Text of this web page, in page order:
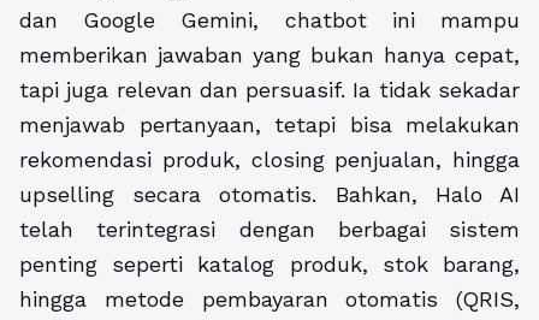
dan Google Gemini, chatbot ini mampu
memberikan jawaban yang bukan hanya cepat,
tapi juga relevan dan persuasif. Ia tidak sekadar
menjawab pertanyaan, tetapi bisa melakukan
rekomendasi produk, closing penjualan, hingga
upselling secara otomatis. Bahkan, Halo AI
telah terintegrasi dengan berbagai sistem
penting seperti katalog produk, stok barang,
hingga metode pembayaran otomatis (QRIS,